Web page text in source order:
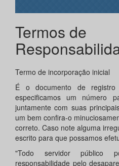
Termos de
Termo de incorporação inicial
É o documento de
especificamos um número
juntamente com suas
um bem confira-o
correto. Caso note alguma
escrito para que possamos
"Todo servidor público
responsabilidade pelo